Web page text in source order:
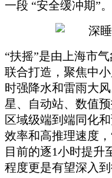
一段 “安全缓冲期”。
“扶摇”是由上海市
联合打造，聚焦中
时强降水和雷雨大
星、自动站、数值
区域级端到端同化
效率和高推理速度
目前的逐1小时提升
程度更是有望深入到